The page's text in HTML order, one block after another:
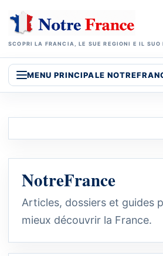
SCOPRI LA FRANCIA, LE SUE REGIONI E IL SUO
MENU PRINCIPALE
NotreFrance
Articles, dossiers et guides
mieux découvrir la France.